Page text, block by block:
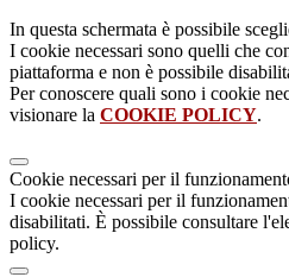
In questa schermata è possibile
I cookie necessari sono quelli che
piattaforma e non è possibile
Per conoscere quali sono i cookie
visionare la COOKIE POLICY.
Cookie necessari per il
I cookie necessari per il
disabilitati. È possibile consultare
policy.